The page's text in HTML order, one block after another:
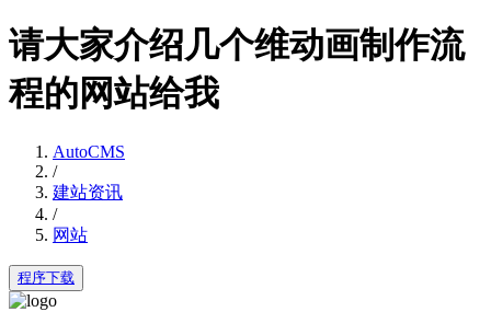
请大家介绍几个维动画制作流
程的网站给我
AutoCMS
/
建站资讯
/
网站
程序下载